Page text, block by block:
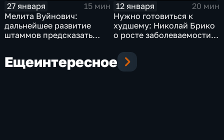
27 января
15 мин
Мелита Вуйнович:
дальнейшее развитие
штаммов предсказать
12 января
20 мин
Нужно готовиться к
худшему: Николай Брико
о росте заболеваемости
Ещеинтересное